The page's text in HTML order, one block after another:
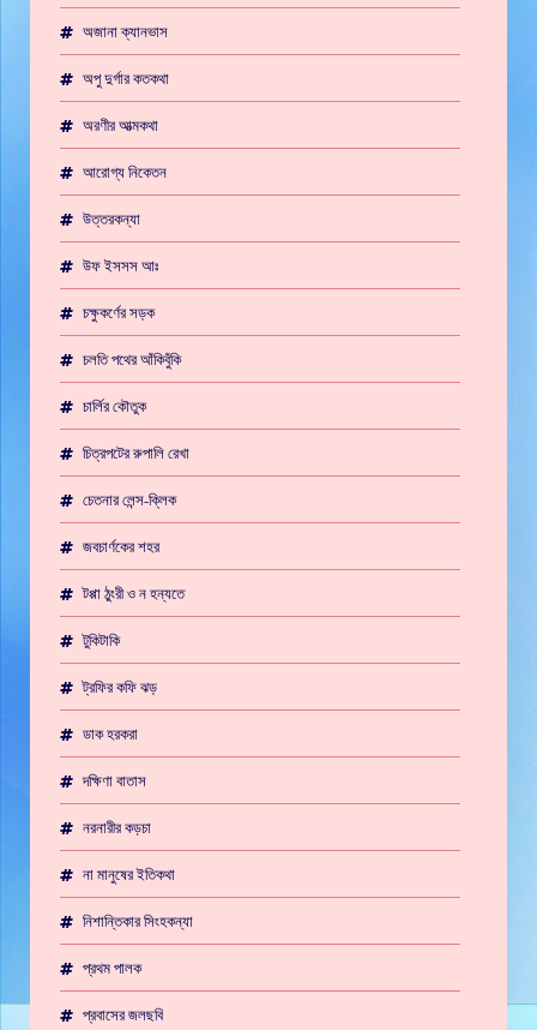
অজানা ক্যানভাস
অপু দুর্গার কতকথা
অরণীর আত্মকথা
আরোগ্য নিকেতন
উত্তরকন্যা
উফ ইসসস আঃ
চক্ষুকর্ণের সড়ক
চলতি পথের আঁকিবুঁকি
চার্লির কৌতুক
চিত্রপটের রুপালি রেখা
চেতনার লেন্স-ক্লিক
জবচার্ণকের শহর
টপ্পা ঠুংরী ও ন হন্যতে
টুকিটাকি
ট্রফির কফি ঝড়
ডাক হরকরা
দক্ষিণা বাতাস
নরনারীর কড়চা
না মানুষের ইতিকথা
নিশান্তিকার সিংহকন্যা
প্রথম পালক
প্রবাসের জলছবি